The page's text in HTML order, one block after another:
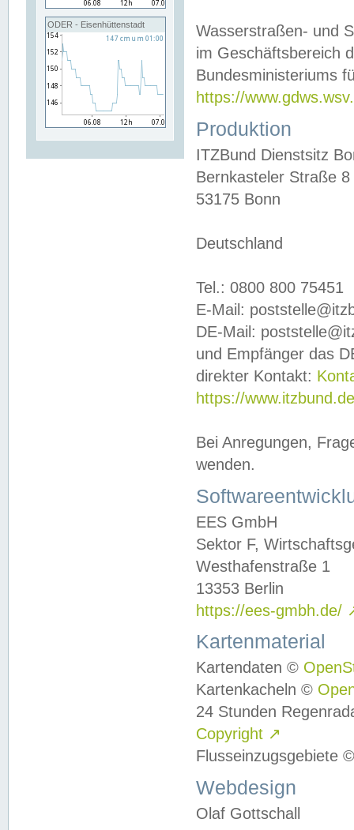
ODER - Eisenhüttenstadt
Wasserstraßen- und
im Geschäftsbereich
Bundesministeriums
https://
Produktion
ITZBund Dienstsitz
Bernkasteler Straße 8
53175 Bonn
Deutschland
Tel.: 0800 800 75451
E-Mail:
DE-Mail:
und Empfänger das
direkter Kontakt:
https://
Bei Anregungen,
wenden.
EES GmbH
Sektor F,
Westhafenstraße 1
13353 Berlin
https://ees-gmbh.de/
Kartenmaterial
Kartendaten ©
Kartenkacheln ©
24 Stunden
Copyright ↗
Flusseinzugsgebiete
Webdesign
Olaf Gottschall